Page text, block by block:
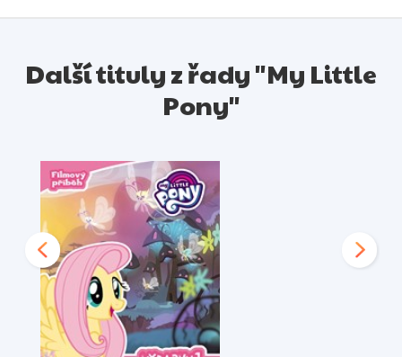
Další tituly z řady "My Little
Pony"